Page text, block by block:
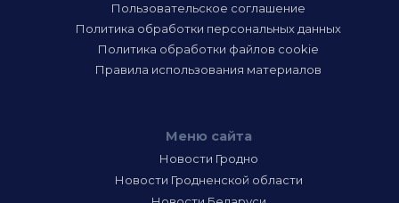
Пользовательское соглашение
Политика обработки персональных данных
Политика обработки файлов cookie
Правила использования материалов
Меню сайта
Новости Гродно
Новости Гродненской области